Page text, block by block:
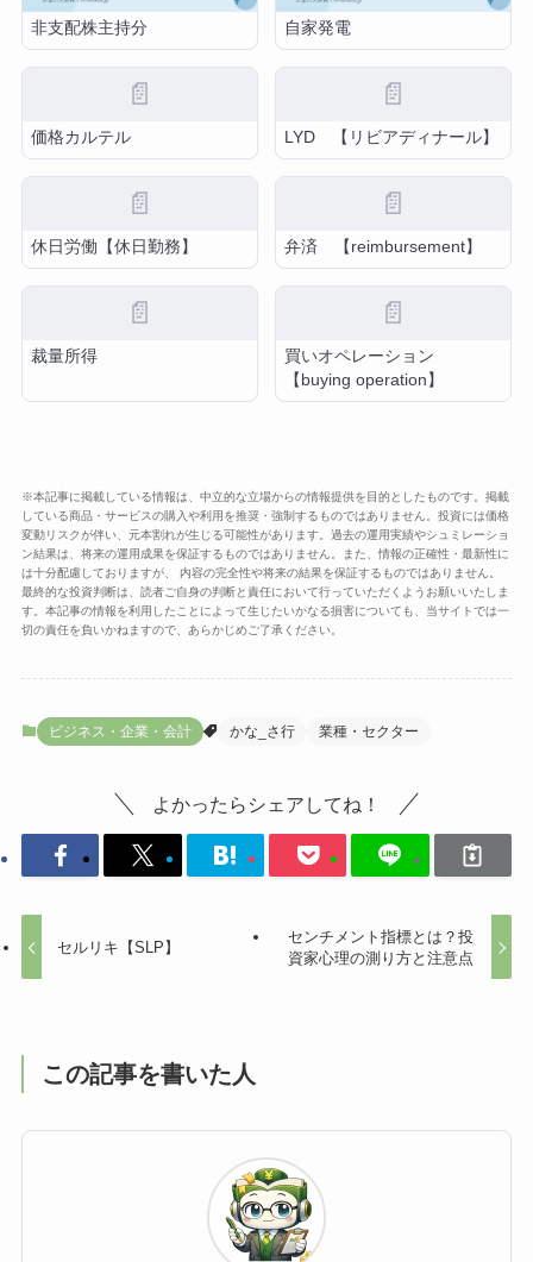
非支配株主持分 自家発電
📄
価格カルテル
📄
LYD 【リビアディナール】
📄
休日労働【休日勤務】
📄
弁済 【reimbursement】
📄
裁量所得
📄
買いオペレーション
【buying operation】
※本記事に掲載している情報は、中立的な立場からの情報提供を目的としたものです。掲載
している商品・サービスの購入や利用を推奨・強制するものではありません。投資には価格
変動リスクが伴い、元本割れが生じる可能性があります。過去の運用実績やシュミレーショ
ン結果は、将来の運用成果を保証するものではありません。また、情報の正確性・最新性に
は十分配慮しておりますが、 内容の完全性や将来の結果を保証するものではありません。
最終的な投資判断は、読者ご自身の判断と責任において行っていただくようお願いいたしま
す。本記事の情報を利用したことによって生じたいかなる損害についても、当サイトでは一
切の責任を負いかねますので、あらかじめご了承ください。
ビジネス・企業・会計 かな_さ行 業種・セクター
よかったらシェアしてね！
セルリキ【SLP】
センチメント指標とは？投
資家心理の測り方と注意点
この記事を書いた人